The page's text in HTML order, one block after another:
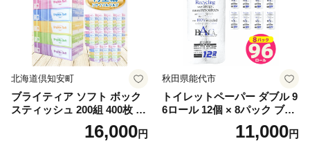
北海道倶知安町
ブライティア ソフト ボック
スティッシュ 200組 400枚 60
箱 日本製 まとめ買い ティッ
シュ リサイクル 長持 防災 常
16,000円
秋田県能代市
トイレットペーパー ダブル 9
6ロール 12個 × 8パック ブラ
ンカ 再生紙 100％ 芯あり 日
用品 消耗品 無香料 生活用品
11,000円